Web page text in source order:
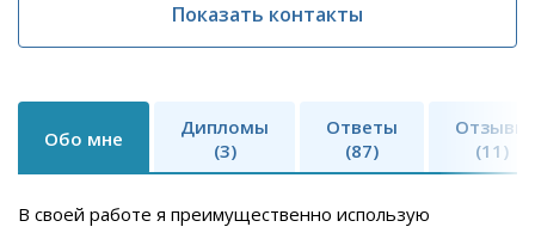
Показать контакты
Обо мне
Дипломы
(3)
Ответы
(87)
Отзывы
(11)
В своей работе я преимущественно использую